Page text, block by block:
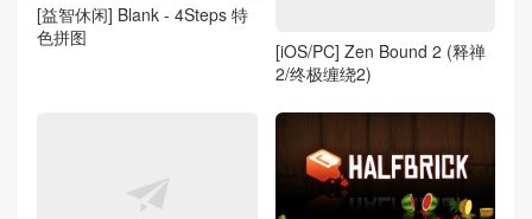
[益智休闲] Blank - 4Steps 特
色拼图
[iOS/PC] Zen Bound 2 (释禅
2/终极缠绕2)